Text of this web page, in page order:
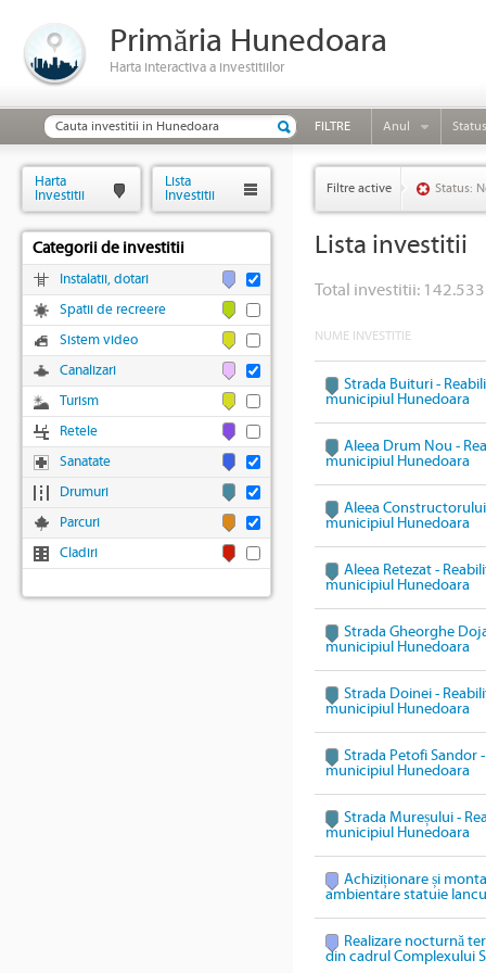
Primăria Hunedoara
Harta interactiva a investitiilor
FILTRE Anul Status
Filtre active Status:
Lista investitii
Total investitii:
NUME INVESTITIE
Strada Buituri -
municipiul Hunedoara
Aleea Drum Nou -
municipiul Hunedoara
Aleea
municipiul Hunedoara
Aleea Retezat -
municipiul Hunedoara
Strada Gheorghe
municipiul Hunedoara
Strada Doinei -
municipiul Hunedoara
Strada Petofi Sandor
municipiul Hunedoara
Strada Mureșului -
municipiul Hunedoara
Achiziționare și
ambientare statuie
Realizare nocturnă
din cadrul Complexului
Harta
Investitii
Lista
Investitii
Categorii de investitii
Instalatii, dotari
Spatii de recreere
Sistem video
Canalizari
Turism
Retele
Sanatate
Drumuri
Parcuri
Cladiri